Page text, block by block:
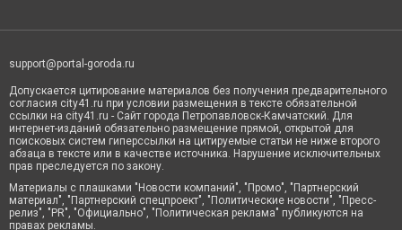
support@portal-goroda.ru
Допускается цитирование материалов без получения предварительного
согласия city41.ru при условии размещения в тексте обязательной
ссылки на city41.ru - Сайт города Петропавловск-Камчатский. Для
интернет-изданий обязательно размещение прямой, открытой для
поисковых систем гиперссылки на цитируемые статьи не ниже второго
абзаца в тексте или в качестве источника. Нарушение исключительных
прав преследуется по закону.
Материалы с плашками "Новости компаний", "Промо", "Партнерский
материал", "Партнерский спецпроект", "Политические новости", "Пресс-
релиз", "PR", "Официально", "Политическая реклама" публикуются на
правах рекламы.